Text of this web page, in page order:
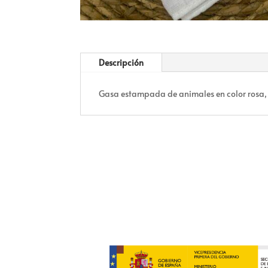
Descripción
Gasa estampada de animales en color